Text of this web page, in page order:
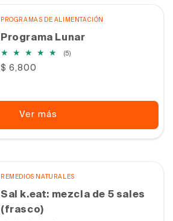
PROGRAMAS DE ALIMENTACIÓN
Programa Lunar
(5)5
Precio
$ 6,800
Ver más
REMEDIOS NATURALES
Sal k.eat: mezcla de 5 sales
(frasco)